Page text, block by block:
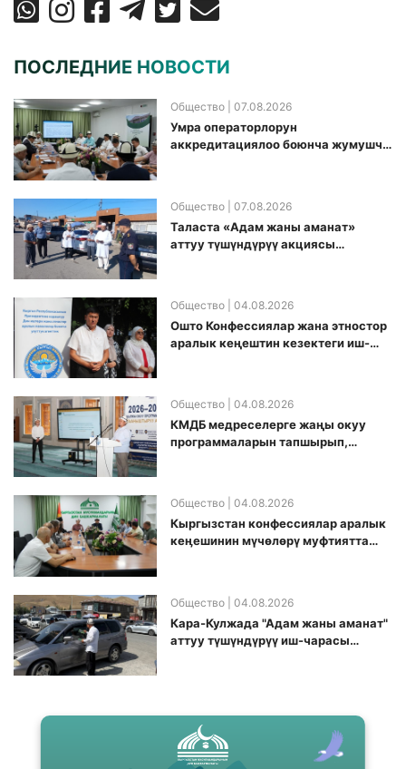
ПОСЛЕДНИЕ НОВОСТИ
Общество | 07.08.2026
Умра операторлорун
аккредитациялоо боюнча жумушчу
Общество | 07.08.2026
Таласта «Адам жаны аманат»
аттуу түшүндүрүү акциясы
Общество | 04.08.2026
Ошто Конфессиялар жана этностор
аралык кеңештин кезектеги иш-
Общество | 04.08.2026
КМДБ медреселерге жаңы окуу
программаларын тапшырып,
Общество | 04.08.2026
Кыргызстан конфессиялар аралык
кеӊешинин мүчөлөрү муфтиятта
Общество | 04.08.2026
Кара-Кулжада "Адам жаны аманат"
аттуу түшүндүрүү иш-чарасы